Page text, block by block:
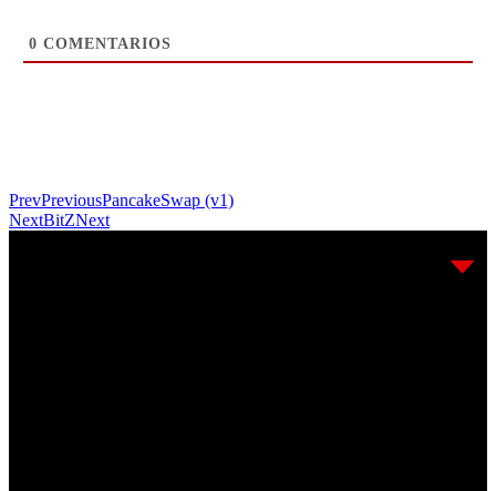
0 COMENTARIOS
PrevPreviousPancakeSwap (v1)
NextBitZNext